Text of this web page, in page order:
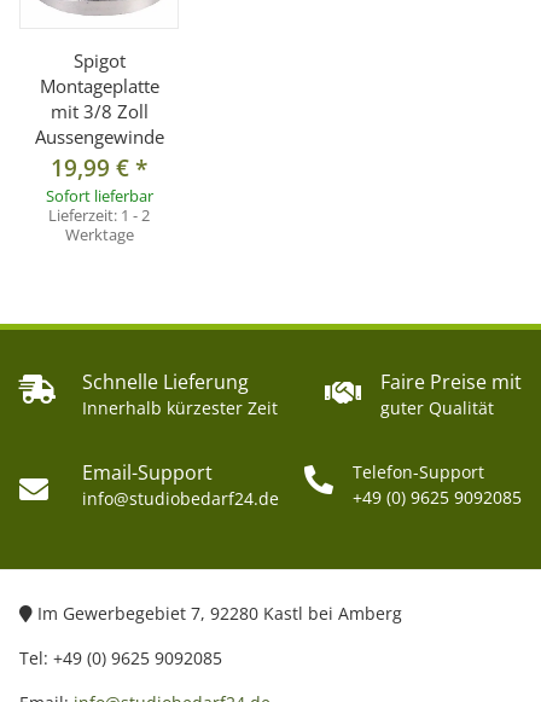
Spigot
Montageplatte
mit 3/8 Zoll
Aussengewinde
19,99 €*
Sofort lieferbar
Lieferzeit: 1 - 2
Werktage
Schnelle Lieferung
Innerhalb kürzester Zeit
Faire Preise mit
guter Qualität
Email-Support
info@studiobedarf24.de
Telefon-Support
+49 (0) 9625 9092085
Im Gewerbegebiet 7, 92280 Kastl bei Amberg
Tel: +49 (0) 9625 9092085